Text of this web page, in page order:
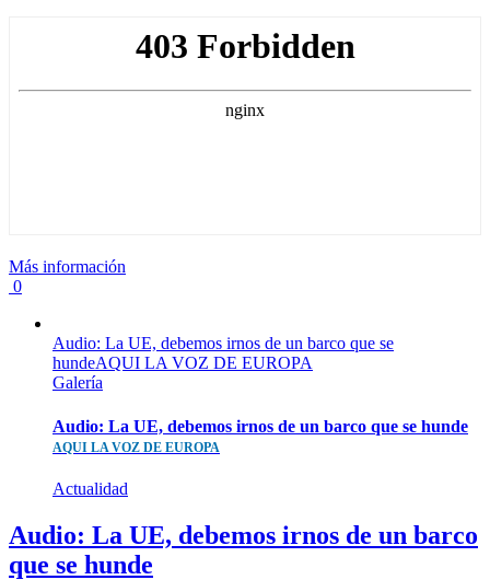
Más información
0
Audio: La UE, debemos irnos de un barco que se
hundeAQUI LA VOZ DE EUROPA
Galería
Audio: La UE, debemos irnos de un barco que se hunde
AQUI LA VOZ DE EUROPA
Actualidad
Audio: La UE, debemos irnos de un barco
que se hunde